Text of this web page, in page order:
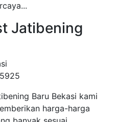
Jatibening
Baru Bekasi kami
harga-harga